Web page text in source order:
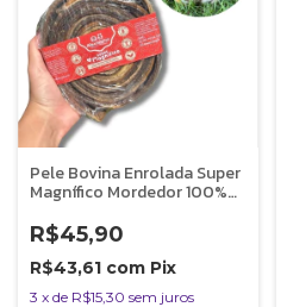
Pele Bovina Enrolada Super
Magnífico Mordedor 100%
AlecrimPet
R$45,90
R$43,61 com Pix
3 x de R$15,30 sem juros